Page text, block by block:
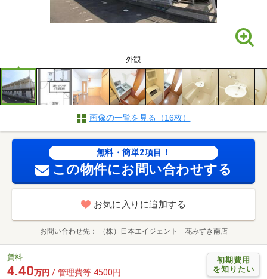
外観
画像の一覧を見る（16枚）
無料・簡単2項目！
この物件にお問い合わせする
お気に入りに追加する
お問い合わせ先 （株）日本エイジェント 花みずき南店
初期費用
を知りたい
賃料
4.40万円 / 管理費等 4500円